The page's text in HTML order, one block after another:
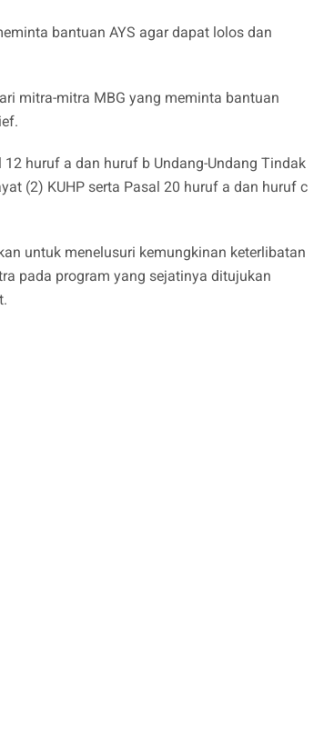
bantuan AYS agar dapat lolos dan
mitra-mitra MBG yang meminta bantuan
huruf a dan huruf b Undang-Undang Tindak
(2) KUHP serta Pasal 20 huruf a dan huruf c
untuk menelusuri kemungkinan keterlibatan
pada program yang sejatinya ditujukan